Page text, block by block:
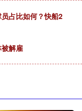
占比如何？快船2
解雇